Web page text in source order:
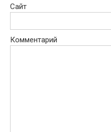
Сайт
Комментарий